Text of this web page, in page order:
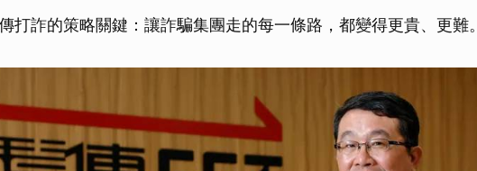
打詐的策略關鍵：讓詐騙集團走的每一條路，都變得更貴、更難。